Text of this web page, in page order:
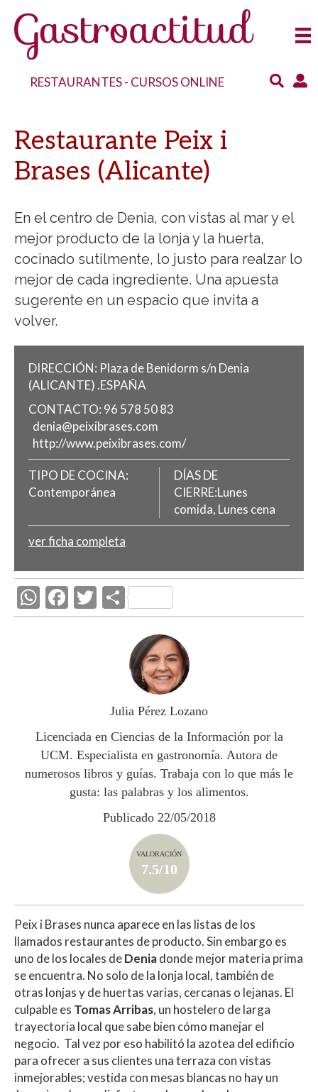
RESTAURANTES- CURSOS ONLINE
Restaurante Peix i
Brases (Alicante)
En el centro de Denia, con vistas al mar y el
mejor producto de la lonja y la huerta,
cocinado sutilmente, lo justo para realzar lo
mejor de cada ingrediente. Una apuesta
sugerente en un espacio que invita a
volver.
DIRECCIÓN: Plaza de Benidorm s/n Denia
(ALICANTE) .ESPAÑA
CONTACTO: 96 578 50 83
denia@peixibrases.com
http://www.peixibrases.com/
TIPO DE COCINA:
Contemporánea
DÍAS DE
CIERRE:Lunes
comida, Lunes cena
ver ficha completa
W
h
p
F
ac
k
T
w
C
o
m
p
ar
ti
r
Julia Pérez Lozano
Licenciada en Ciencias de la Información por la
UCM. Especialista en gastronomía. Autora de
numerosos libros y guías. Trabaja con lo que más le
gusta: las palabras y los alimentos.
Publicado 22/05/2018
VALORACIÓN
7.5/10
Peix i Brases nunca aparece en las listas de los
llamados restaurantes de producto. Sin embargo es
uno de los locales deDeniadonde mejor materia prima
se encuentra. No solo de la lonja local, también de
otras lonjas y de huertas varias, cercanas o lejanas. El
culpable es Tomas Arribas, un hostelero de larga
trayectoria local que sabe bien cómo manejar el
negocio. Tal vez por eso habilitó la azotea del edificio
para ofrecer a sus clientes una terraza con vistas
inmejorables; vestida con mesas blancas no hay un